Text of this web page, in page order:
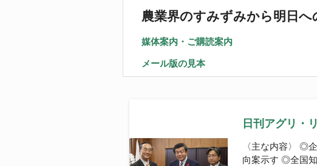
農業界のすみずみから明日へ
媒体案内・ご購読案内
メール版の見本
日刊アグリ・
〈主な内容〉 ◎
向案示す ◎全国